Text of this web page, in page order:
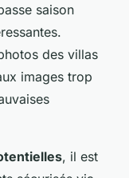
saison
des villas
images trop
, il est